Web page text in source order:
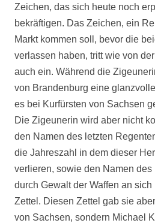
Zeichen, das sich heute noch
bekräftigen. Das Zeichen, ein
Markt kommen soll, bevor die
verlassen haben, tritt wie von
auch ein. Während die
von Brandenburg eine
es bei Kurfürsten von Sachsen
Die Zigeunerin wird aber nicht
den Namen des letzten
die Jahreszahl in dem dieser
verlieren, sowie den Namen
durch Gewalt der Waffen an
Zettel. Diesen Zettel gab sie
von Sachsen, sondern Michael